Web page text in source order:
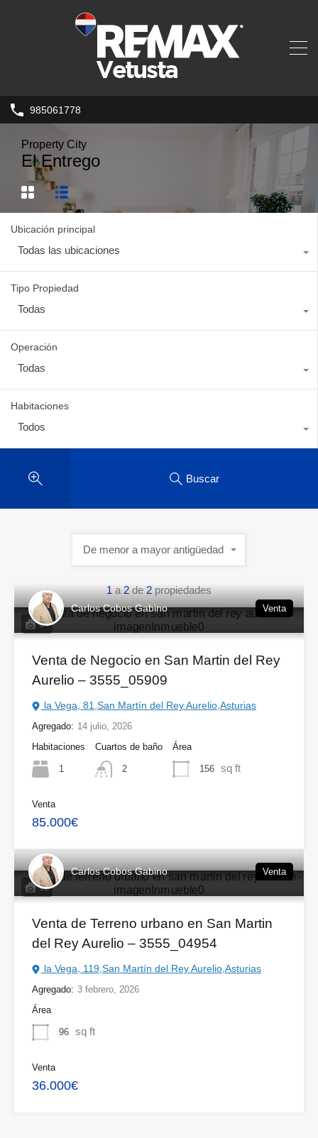
985061778
Property City
El Entrego
Ubicación principal
Todas las ubicaciones
Tipo Propiedad
Todas
Operación
Todas
Habitaciones
Todos
Buscar
1 a2 de2 propiedades
De menor a mayor antigüedad
34
Carlos Cobos Gabino Venta
Venta de Negocio en San Martin del Rey
Aurelio – 3555_05909
la Vega, 81,San Martín del Rey Aurelio,Asturias
Agregado: 14 julio, 2026
Habitaciones
1
Cuartos de baño
2
Área
156 sq ft
Venta
85.000€
12
Carlos Cobos Gabino Venta
Venta de Terreno urbano en San Martin
del Rey Aurelio – 3555_04954
la Vega, 119,San Martín del Rey Aurelio,Asturias
Agregado: 3 febrero, 2026
Área
96 sq ft
Venta
36.000€